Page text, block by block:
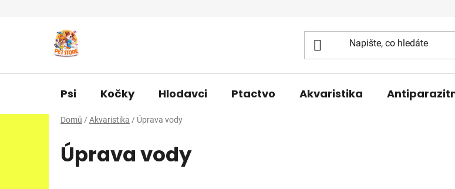
Psi Kočky Hlodavci Ptactvo Akvaristika
Domů / Akvaristika / Úprava vody
Úprava vody